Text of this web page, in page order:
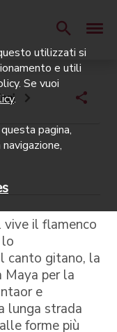
vive il flamenco
canto gitano, la
Maya per la
e
lunga strada
forme più
utilizzati si
e utili
Se vuoi
.
pagina,